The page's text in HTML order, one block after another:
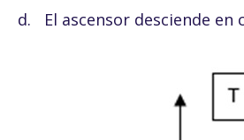
d. El ascensor desciende en